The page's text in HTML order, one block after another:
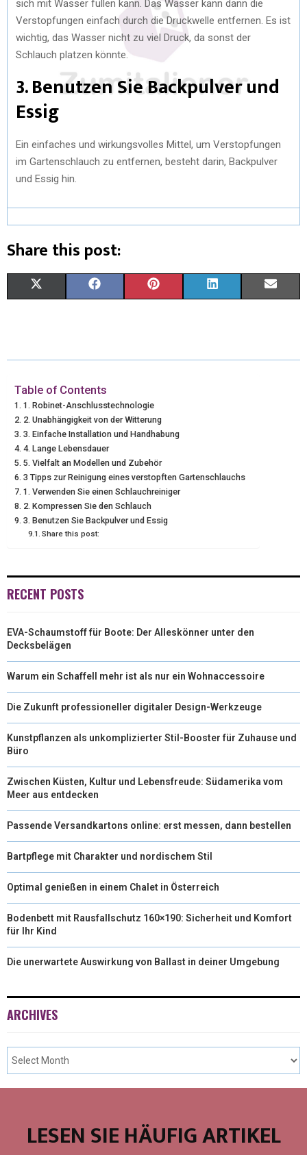
sich mit Wasser füllen kann. Das Wasser kann dann die
Verstopfungen einfach durch die Druckwelle entfernen. Es ist
wichtig, das Wasser nicht zu viel Druck, da sonst der
Schlauch platzen könnte.
3. Benutzen Sie Backpulver und
Essig
Ein einfaches und wirkungsvolles Mittel, um Verstopfungen
im Gartenschlauch zu entfernen, besteht darin, Backpulver
und Essig hin.
Share this post:
W
T
T
E
R
)
E
O
O
K
T
E
T
K I
Table of Contents
1. Robinet-Anschlusstechnologie
2. Unabhängigkeit von der Witterung
3. Einfache Installation und Handhabung
4. Lange Lebensdauer
5. Vielfalt an Modellen und Zubehör
3 Tipps zur Reinigung eines verstopften Gartenschlauchs
1. Verwenden Sie einen Schlauchreiniger
2. Kompressen Sie den Schlauch
3. Benutzen Sie Backpulver und Essig
Share this post:
RECENT POSTS
EVA-Schaumstoff für Boote: Der Alleskönner unter den
Decksbelägen
Warum ein Schaffell mehr ist als nur ein Wohnaccessoire
Die Zukunft professioneller digitaler Design-Werkzeuge
Kunstpflanzen als unkomplizierter Stil-Booster für Zuhause und
Büro
Zwischen Küsten, Kultur und Lebensfreude: Südamerika vom
Meer aus entdecken
Passende Versandkartons online: erst messen, dann bestellen
Bartpflege mit Charakter und nordischem Stil
Optimal genießen in einem Chalet in Österreich
Bodenbett mit Rausfallschutz 160×190: Sicherheit und Komfort
für Ihr Kind
Die unerwartete Auswirkung von Ballast in deiner Umgebung
ARCHIVES
LESEN SIE HÄUFIG ARTIKEL